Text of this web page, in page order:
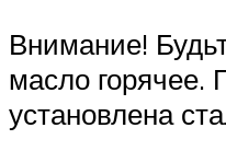
Внимание!
масло горячее.
установлена